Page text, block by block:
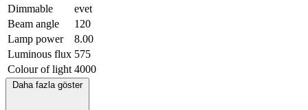
Dimmable
evet
Beam angle
120
Lamp power
8.00
Luminous flux 575
Colour of light 4000
Daha fazla göster